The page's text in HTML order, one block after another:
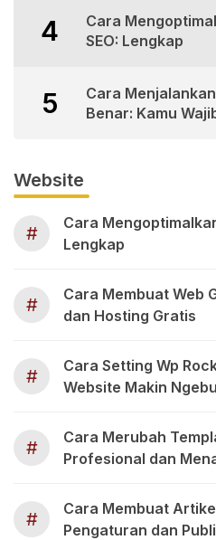
4
Cara
SEO: Lengkap
5
Cara
Benar: Kamu
Website
#
Cara
Lengkap
#
Cara Membuat Web
dan Hosting Gratis
#
Cara Setting Wp
Website Makin
#
Cara Merubah
Profesional dan
#
Cara Membuat
Pengaturan dan